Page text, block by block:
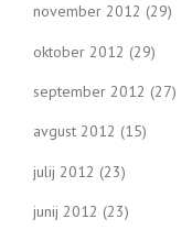
november 2012 (29)
oktober 2012 (29)
september 2012 (27)
avgust 2012 (15)
julij 2012 (23)
junij 2012 (23)